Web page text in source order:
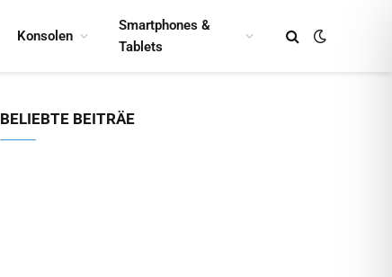
Konsolen
Smartphones &
Tablets
BELIEBTE BEITRÄE